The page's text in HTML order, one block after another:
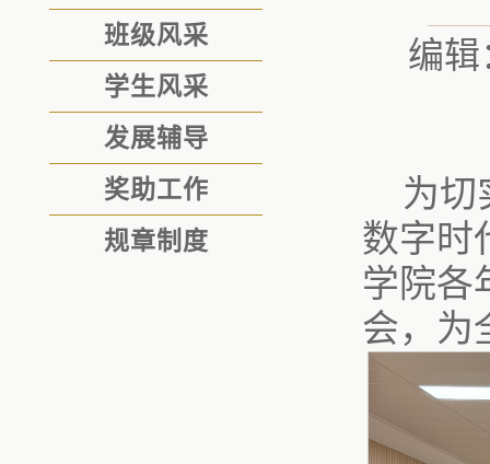
班级风采
学生风采
发展辅导
奖助工作
规章制度
编辑
为切
数字时
学院各
会，为